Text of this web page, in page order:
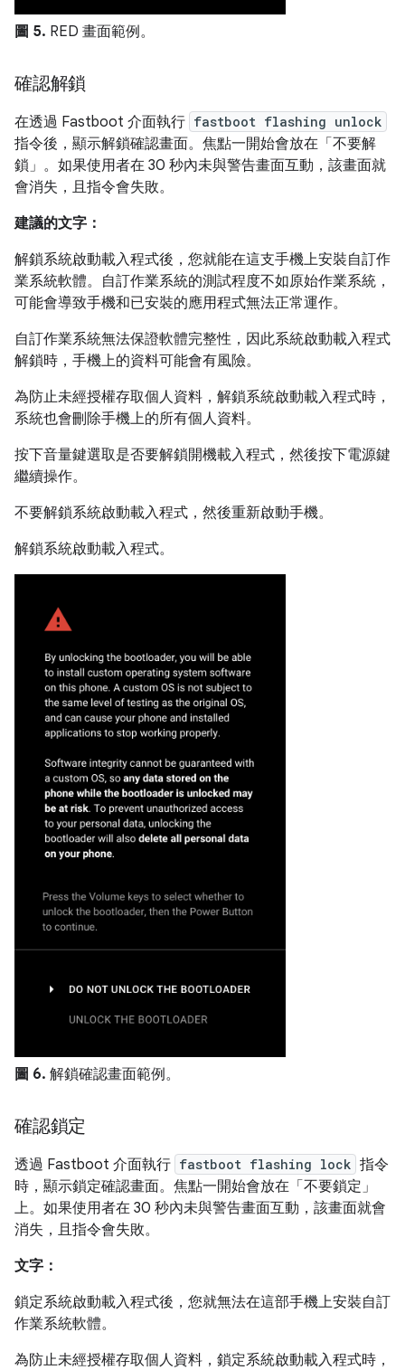
圖 5. RED 畫面範例。
確認解鎖
在透過 Fastboot 介面執行 fastboot flashing unlock
指令後，顯示解鎖確認畫面。焦點一開始會放在「不要解
鎖」 。如果使用者在 30 秒內未與警告畫面互動，該畫面就
會消失，且指令會失敗。
建議的文字：
解鎖系統啟動載入程式後，您就能在這支手機上安裝自訂作
業系統軟體。自訂作業系統的測試程度不如原始作業系統，
可能會導致手機和已安裝的應用程式無法正常運作。
自訂作業系統無法保證軟體完整性，因此系統啟動載入程式
解鎖時，手機上的資料可能會有風險。
為防止未經授權存取個人資料，解鎖系統啟動載入程式時，
系統也會刪除手機上的所有個人資料。
按下音量鍵選取是否要解鎖開機載入程式，然後按下電源鍵
繼續操作。
不要解鎖系統啟動載入程式，然後重新啟動手機。
解鎖系統啟動載入程式。
圖 6. 解鎖確認畫面範例。
確認鎖定
透過 Fastboot 介面執行 fastboot flashing lock 指令
時，顯示鎖定確認畫面。焦點一開始會放在「不要鎖定」
上。如果使用者在 30 秒內未與警告畫面互動，該畫面就會
消失，且指令會失敗。
文字：
鎖定系統啟動載入程式後，您就無法在這部手機上安裝自訂
作業系統軟體。
為防止未經授權存取個人資料，鎖定系統啟動載入程式時，